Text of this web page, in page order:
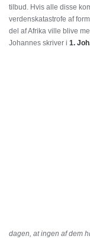
tilbud. Hvis alle disse
verdenskatastrofe af
del af Afrika ville blive
Johannes skriver i 1.
dagen, at ingen af dem